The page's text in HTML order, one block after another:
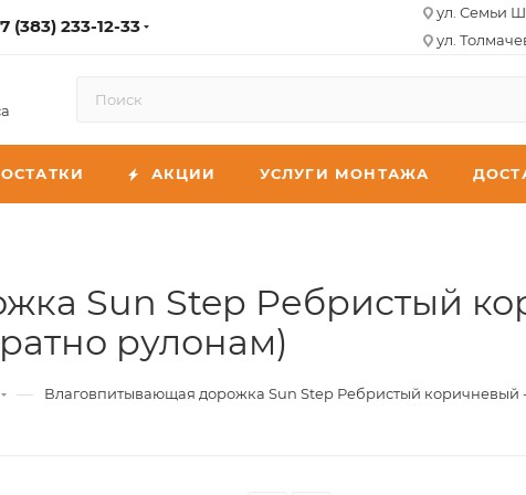
(383) 233-12-33
ул. Семьи
ул.
ОСТАТКИ АКЦИИ УСЛУГИ МОНТАЖА
Sun Step Ребристый
рулонам)
— Влаговпитывающая дорожка Sun Step Ребристый коричневый